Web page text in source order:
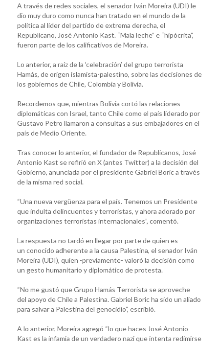
A través de redes sociales, el senador Iván Moreira (UDI) le
dio muy duro como nunca han tratado en el mundo de la
política al líder del partido de extrema derecha, el
Republicano, José Antonio Kast. “Mala leche” e “hipócrita”,
fueron parte de los calificativos de Moreira.
Lo anterior, a raíz de la ‘celebración’ del grupo terrorista
Hamás, de origen islamista-palestino, sobre las decisiones de
los gobiernos de Chile, Colombia y Bolivia.
Recordemos que, mientras Bolivia cortó las relaciones
diplomáticas con Israel, tanto Chile como el país liderado por
Gustavo Petro llamaron a consultas a sus embajadores en el
país de Medio Oriente.
Tras conocer lo anterior, el fundador de Republicanos, José
Antonio Kast se refirió en X (antes Twitter) a la decisión del
Gobierno, anunciada por el presidente Gabriel Boric a través
de la misma red social.
“Una nueva vergüenza para el país. Tenemos un Presidente
que indulta delincuentes y terroristas, y ahora adorado por
organizaciones terroristas internacionales”, comentó.
La respuesta no tardó en llegar por parte de quien es
un conocido adherente a la causa Palestina, el senador Iván
Moreira (UDI), quien -previamente- valoró la decisión como
un gesto humanitario y diplomático de protesta.
“No me gustó que Grupo Hamás Terrorista se aproveche
del apoyo de Chile a Palestina. Gabriel Boric ha sido un aliado
para salvar a Palestina del genocidio”, escribió.
A lo anterior, Moreira agregó “lo que haces José Antonio
Kast es la infamia de un verdadero nazi que intenta redimirse